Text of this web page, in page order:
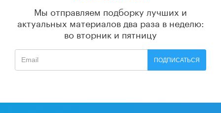
Мы отправляем подборку лучших и
актуальных материалов два раза в неделю:
во вторник и пятницу
ПОДПИСАТЬСЯ